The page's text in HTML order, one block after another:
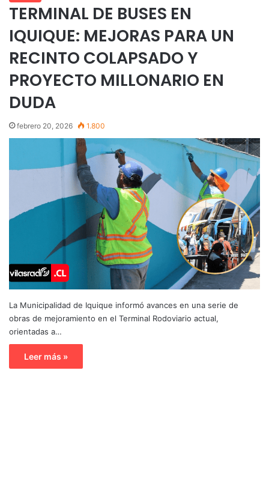
TERMINAL DE BUSES EN
IQUIQUE: MEJORAS PARA UN
RECINTO COLAPSADO Y
PROYECTO MILLONARIO EN
DUDA
febrero 20, 2026 1.800
La Municipalidad de Iquique informó avances en una serie de
obras de mejoramiento en el Terminal Rodoviario actual,
orientadas a…
Leer más »